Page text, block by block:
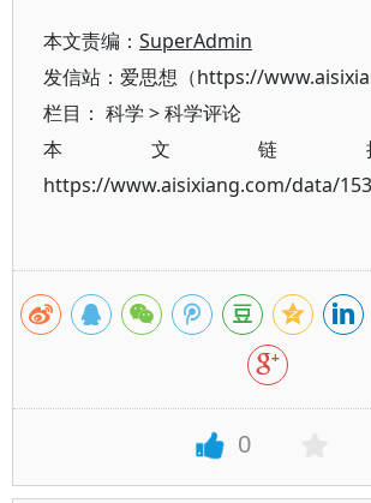
本文责编： SuperAdmin
发信站：爱思想（https://
栏目： 科学 >科学评论
本文链
https://www.aisixiang.com/data/
0